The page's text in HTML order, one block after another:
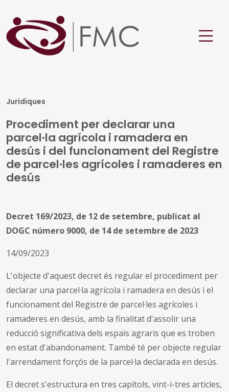
Jurídiques
Procediment per declarar una
parcel·la agrícola i ramadera en
desús i del funcionament del Registre
de parcel·les agrícoles i ramaderes en
desús
Decret 169/2023, de 12 de setembre, publicat al
DOGC número 9000, de 14 de setembre de 2023
14/09/2023
L'objecte d'aquest decret és regular el procediment per
declarar una parcel·la agrícola i ramadera en desús i el
funcionament del Registre de parcel·les agrícoles i
ramaderes en desús, amb la finalitat d'assolir una
reducció significativa dels espais agraris que es troben
en estat d'abandonament. També té per objecte regular
l'arrendament forçós de la parcel·la declarada en desús.
El decret s'estructura en tres capítols, vint-i-tres articles,